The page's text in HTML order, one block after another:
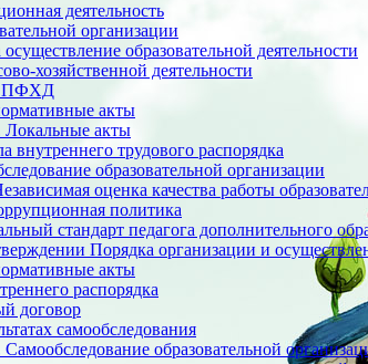
деятельность
организации
образовательной деятельности
хозяйственной деятельности
ПФХД
акты
Локальные акты
внутреннего трудового распорядка
образовательной организации
оценка качества работы
политика
стандарт педагога дополнительного
Порядка организации и
акты
распорядка
договор
самообследования
образовательной